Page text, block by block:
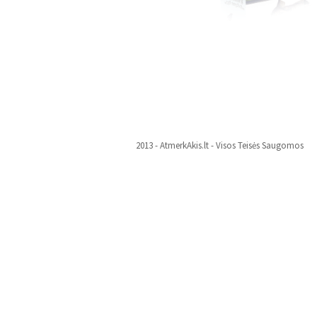
2013 - AtmerkAkis.lt - Visos Teisės Saugomos